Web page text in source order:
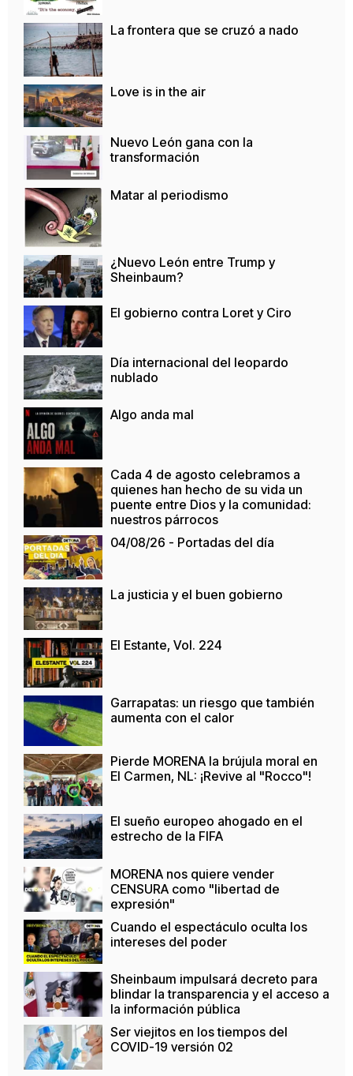
La frontera que se cruzó a nado
Love is in the air
Nuevo León gana con la
transformación
Matar al periodismo
¿Nuevo León entre Trump y
Sheinbaum?
El gobierno contra Loret y Ciro
Día internacional del leopardo
nublado
Algo anda mal
Cada 4 de agosto celebramos a
quienes han hecho de su vida un
puente entre Dios y la comunidad:
nuestros párrocos
04/08/26 - Portadas del día
La justicia y el buen gobierno
El Estante, Vol. 224
Garrapatas: un riesgo que también
aumenta con el calor
Pierde MORENA la brújula moral en
El Carmen, NL: ¡Revive al "Rocco"!
El sueño europeo ahogado en el
estrecho de la FIFA
MORENA nos quiere vender
CENSURA como "libertad de
expresión"
Cuando el espectáculo oculta los
intereses del poder
Sheinbaum impulsará decreto para
blindar la transparencia y el acceso a
la información pública
Ser viejitos en los tiempos del
COVID-19 versión 02